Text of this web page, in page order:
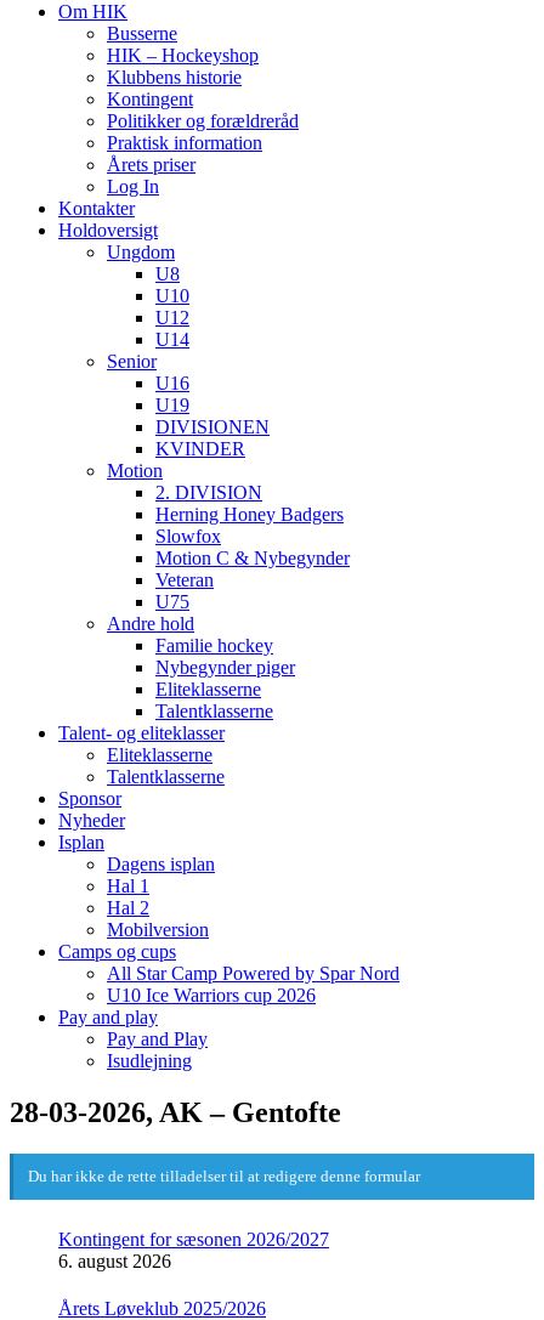
Om HIK
Busserne
HIK – Hockeyshop
Klubbens historie
Kontingent
Politikker og forældreråd
Praktisk information
Årets priser
Log In
Kontakter
Holdoversigt
Ungdom
U8
U10
U12
U14
Senior
U16
U19
DIVISIONEN
KVINDER
Motion
2. DIVISION
Herning Honey Badgers
Slowfox
Motion C & Nybegynder
Veteran
U75
Andre hold
Familie hockey
Nybegynder piger
Eliteklasserne
Talentklasserne
Talent- og eliteklasser
Eliteklasserne
Talentklasserne
Sponsor
Nyheder
Isplan
Dagens isplan
Hal 1
Hal 2
Mobilversion
Camps og cups
All Star Camp Powered by Spar Nord
U10 Ice Warriors cup 2026
Pay and play
Pay and Play
Isudlejning
28-03-2026, AK – Gentofte
Du har ikke de rette tilladelser til at redigere denne formular
Kontingent for sæsonen 2026/2027
6. august 2026
Årets Løveklub 2025/2026